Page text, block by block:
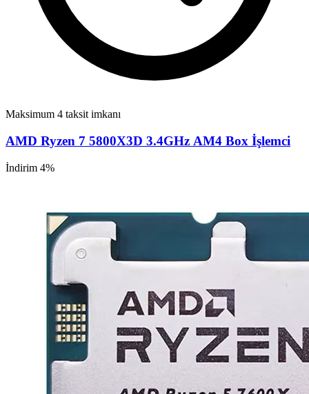
Maksimum 4 taksit imkanı
AMD Ryzen 7 5800X3D 3.4GHz AM4 Box İşlemci
İndirim 4%